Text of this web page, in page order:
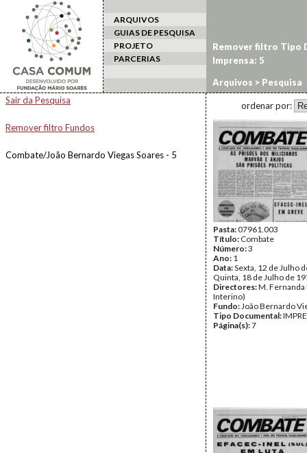
ARQUIVOS
GUIAS DE PESQUISA
PROJETO
PARCERIAS
Arquivos > Pesquisa
Sair da Pesquisa
Remover filtro Fundos
Combate/João Bernardo Viegas Soares - 5
Remover filtro Tipo
Imprensa: 5
ordenar por:
Pasta:07961.003
Título: Combate
Número:3
Ano: 1
Data:Sexta, 12 de Julho
Quinta, 18 de Julho de
Directores:M. Fernanda
Interino)
Fundo:João Bernardo
Tipo Documental:
Página(s):7